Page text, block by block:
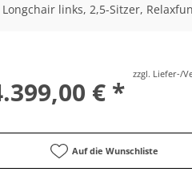
Longchair links, 2,5-Sitzer,
€ *
zzgl. Liefer-/
Auf die Wunschliste